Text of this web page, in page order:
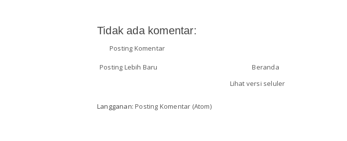
Tidak ada komentar:
Posting Komentar
Posting Lebih Baru
Beranda
Lihat versi seluler
Langganan:Posting Komentar (Atom)